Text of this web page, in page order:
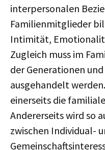
interpersonalen
Familienmitglieder
Intimität,
Zugleich muss im
der Generationen
ausgehandelt
einerseits die
Andererseits wird so
zwischen Individual-